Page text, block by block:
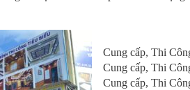
Cung cấp, Thi
Cung cấp, Thi
Cung cấp, Thi